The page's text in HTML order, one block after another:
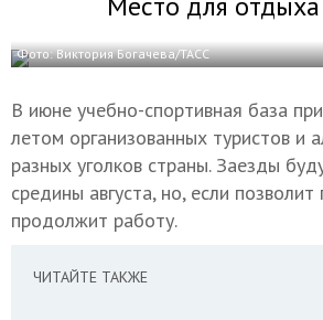
Фото: Виктория Богачева/ТАСС
В июне учебно-спортивная база
летом организованных туристов и
разных уголков страны. Заезды
средины августа, но, если позволит
продолжит работу.
ЧИТАЙТЕ ТАКЖЕ